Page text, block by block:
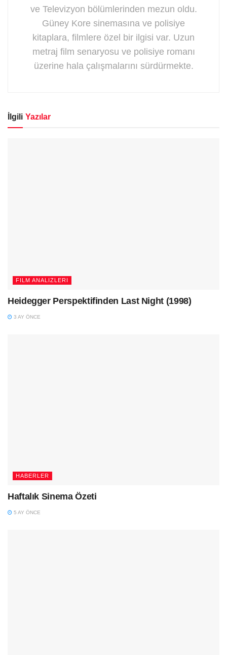
ve Televizyon bölümlerinden mezun oldu.
Güney Kore sinemasına ve polisiye
kitaplara, filmlere özel bir ilgisi var. Uzun
metraj film senaryosu ve polisiye romanı
üzerine hala çalışmalarını sürdürmekte.
İlgili Yazılar
FILM ANALIZLERI
Heidegger Perspektifinden Last Night (1998)
3 AY ÖNCE
HABERLER
Haftalık Sinema Özeti
5 AY ÖNCE